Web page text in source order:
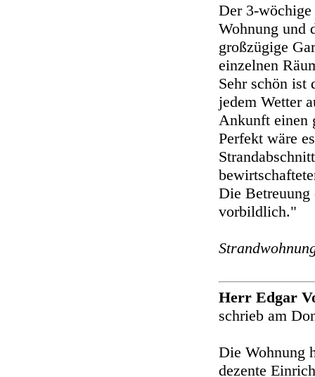
Der 3-
Wohnung und
großzügige
einzelnen
Sehr schön ist
jedem Wetter
Ankunft einen
Perfekt wäre
Die Betreuung
vorbildlich."
Herr Edgar
schrieb am
Die Wohnung
dezente